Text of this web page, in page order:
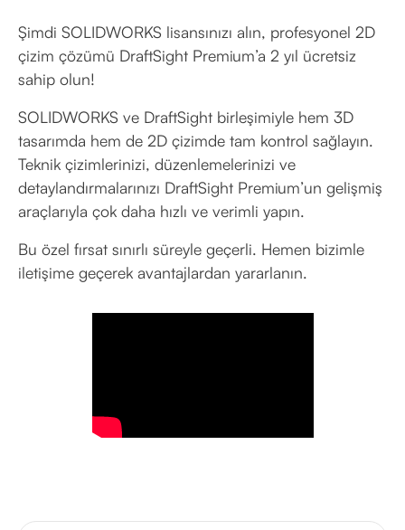
Şimdi SOLIDWORKS lisansınızı alın, profesyonel 2D
çizim çözümü DraftSight Premium’a 2 yıl ücretsiz
sahip olun!
SOLIDWORKS ve DraftSight birleşimiyle hem 3D
tasarımda hem de 2D çizimde tam kontrol sağlayın.
Teknik çizimlerinizi, düzenlemelerinizi ve
detaylandırmalarınızı DraftSight Premium’un gelişmiş
araçlarıyla çok daha hızlı ve verimli yapın.
Bu özel fırsat sınırlı süreyle geçerli. Hemen bizimle
iletişime geçerek avantajlardan yararlanın.